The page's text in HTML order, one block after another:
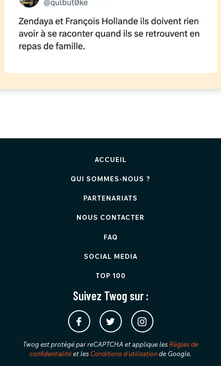
ACCUEIL
QUI SOMMES-NOUS ?
PARTENARIATS
NOUS CONTACTER
FAQ
SOCIAL MEDIA
TOP 100
Suivez Twog sur :
Twog est protégé par reCAPTCHA et applique les Règles de
confidentialitéet les Conditions d'utilisationde Google.